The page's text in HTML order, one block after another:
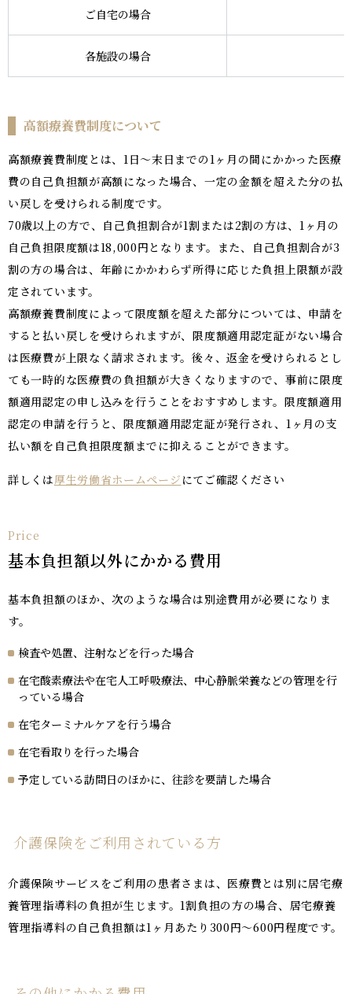
ご自宅の場合
各施設の場合
高額療養費制度について
高額療養費制度とは、1日～末日までの1ヶ月の間にかかった医療
費の自己負担額が高額になった場合、一定の金額を超えた分の払
い戻しを受けられる制度です。
70歳以上の方で、自己負担割合が1割または2割の方は、1ヶ月の
自己負担限度額は18,000円となります。また、自己負担割合が3
割の方の場合は、年齢にかかわらず所得に応じた負担上限額が設
定されています。
高額療養費制度によって限度額を超えた部分については、申請を
すると払い戻しを受けられますが、限度額適用認定証がない場合
は医療費が上限なく請求されます。後々、返金を受けられるとし
ても一時的な医療費の負担額が大きくなりますので、事前に限度
額適用認定の申し込みを行うことをおすすめします。限度額適用
認定の申請を行うと、限度額適用認定証が発行され、1ヶ月の支
払い額を自己負担限度額までに抑えることができます。
詳しくは厚生労働省ホームページ にてご確認ください
Price
基本負担額以外にかかる費用
基本負担額のほか、次のような場合は別途費用が必要になりま
す。
検査や処置、注射などを行った場合
在宅酸素療法や在宅人工呼吸療法、中心静脈栄養などの管理を行
っている場合
在宅ターミナルケアを行う場合
在宅看取りを行った場合
予定している訪問日のほかに、往診を要請した場合
介護保険をご利用されている方
介護保険サービスをご利用の患者さまは、医療費とは別に居宅療
養管理指導料の負担が生じます。1割負担の方の場合、居宅療養
管理指導料の自己負担額は1ヶ月あたり300円～600円程度です。